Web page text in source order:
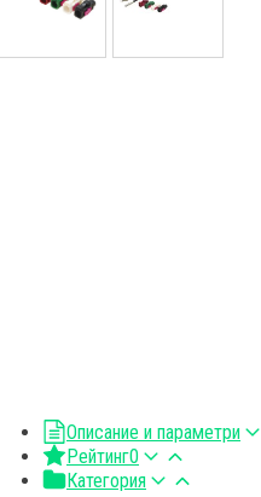
Описание и параметри
Рейтинг0
Категория